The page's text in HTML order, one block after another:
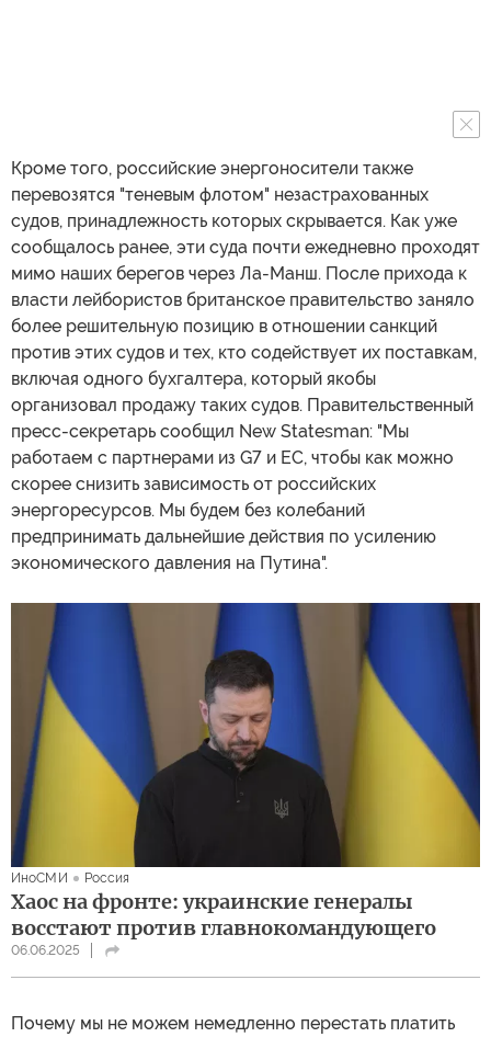
Кроме того, российские энергоносители также
перевозятся "теневым флотом" незастрахованных
судов, принадлежность которых скрывается. Как уже
сообщалось ранее, эти суда почти ежедневно проходят
мимо наших берегов через Ла-Манш. После прихода к
власти лейбористов британское правительство заняло
более решительную позицию в отношении санкций
против этих судов и тех, кто содействует их поставкам,
включая одного бухгалтера, который якобы
организовал продажу таких судов. Правительственный
пресс-секретарь сообщил New Statesman: "Мы
работаем с партнерами из G7 и ЕС, чтобы как можно
скорее снизить зависимость от российских
энергоресурсов. Мы будем без колебаний
предпринимать дальнейшие действия по усилению
экономического давления на Путина".
ИноСМИ Россия
Хаос на фронте: украинские генералы
восстают против главнокомандующего
06.06.2025
Почему мы не можем немедленно перестать платить